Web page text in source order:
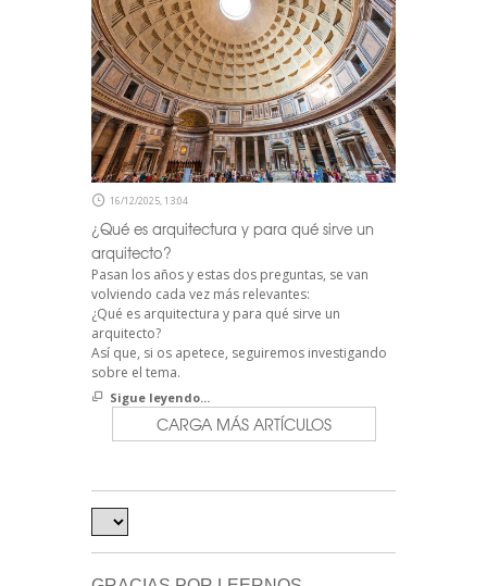
16/12/2025, 13:04
¿Qué es arquitectura y para qué sirve un
arquitecto?
Pasan los años y estas dos preguntas, se van
volviendo cada vez más relevantes:
¿Qué es arquitectura y para qué sirve un
arquitecto?
Así que, si os apetece, seguiremos investigando
sobre el tema.
Sigue leyendo...
CARGA MÁS ARTÍCULOS